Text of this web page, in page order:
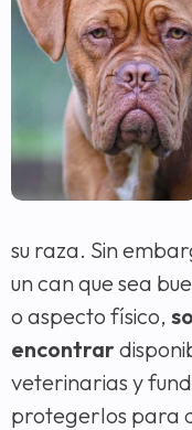
su raza. Sin
un can que sea
o aspecto físico,
encontrar
veterinarias y
protegerlos para